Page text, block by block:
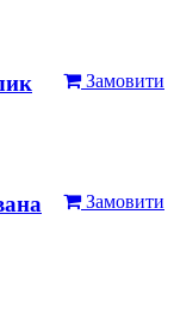
Замовити
Замовити